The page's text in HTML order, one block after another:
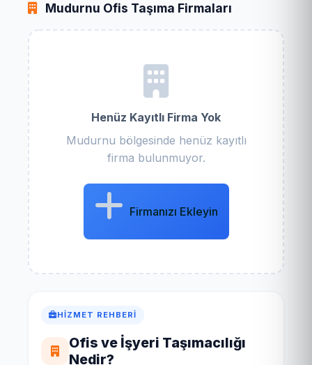
Mudurnu Ofis Taşıma Firmaları
Henüz Kayıtlı Firma Yok
Mudurnu bölgesinde henüz kayıtlı
firma bulunmuyor.
Firmanızı Ekleyin
HIZMET REHBERI
Ofis ve İşyeri Taşımacılığı
Nedir?